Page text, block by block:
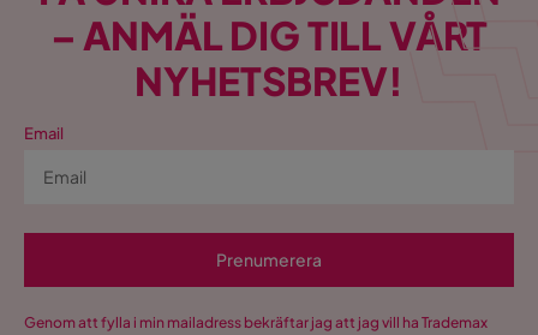
– ANMÄL DIG TILL VÅRT
NYHETSBREV!
Email
Prenumerera
Genom att fylla i min mailadress bekräftar jag att jag vill ha Trademax